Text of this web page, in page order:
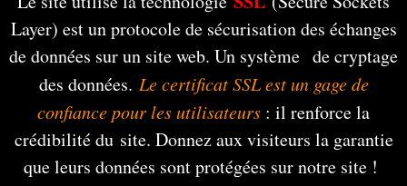
Layer) est un protocole de sécurisation des échanges
de données sur un site web. Un système de cryptage
des données. Le certificat SSL est un gage de
confiance pour les utilisateurs : il renforce la
crédibilité du site. Donnez aux visiteurs la garantie
que leurs données sont protégées sur notre site !